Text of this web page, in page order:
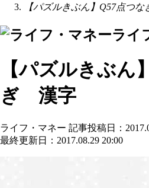
【パズルきぶん】Q57点つ
ライ
【パズルきぶん
ぎ 漢字
ライフ・マネー 記事投稿日：
最終更新日：2017.08.29 20:00